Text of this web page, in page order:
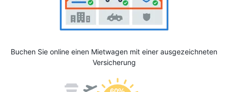
Buchen Sie online einen Mietwagen mit einer ausgezeichneten
Versicherung